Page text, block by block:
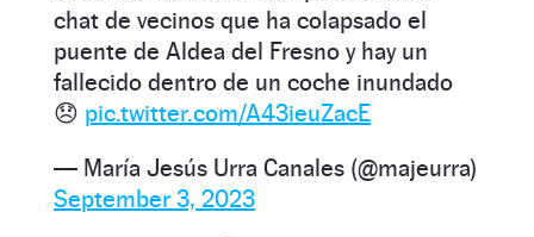
chat de vecinos que ha colapsado el
puente de Aldea del Fresno y hay un
fallecido dentro de un coche inundado
😞 pic.twitter.com/A43ieuZacE
— María Jesús Urra Canales (@majeurra)
September 3, 2023